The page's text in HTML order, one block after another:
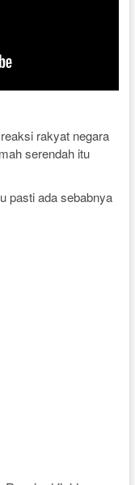
rakyat negara
serendah itu
pasti ada sebabnya